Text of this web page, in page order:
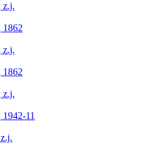
z.j.
1862
z.j.
1862
z.j.
1942-11